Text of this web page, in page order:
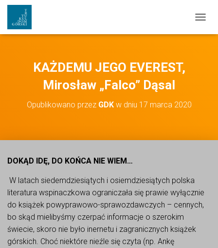
KAŻDEMU JEGO EVEREST,
Mirosław „Falco” Dąsal
Opublikowano przez GDKw dniu 17 marca 2020
DOKĄD IDĘ, DO KOŃCA NIE WIEM…
W latach siedemdziesiątych i osiemdziesiątych polska
literatura wspinaczkowa ograniczała się prawie wyłącznie
do książek powyprawowo-sprawozdawczych – cennych,
bo skąd mielibyśmy czerpać informacje o szerokim
świecie, skoro nie było inernetu i zagranicznych książek
górskich. Choć niektóre nieźle się czyta (np. Ankę